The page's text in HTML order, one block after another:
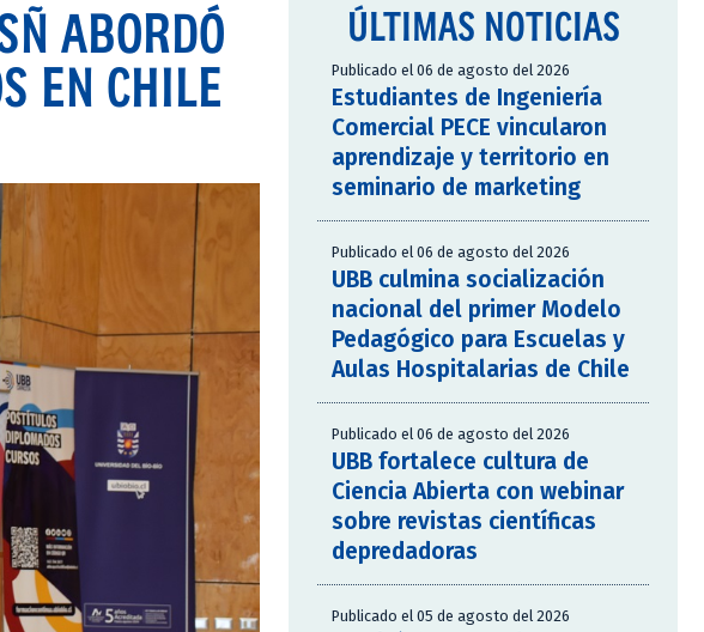
ABORDÓ
EN CHILE
ÚLTIMAS NOTICIAS
Publicado el 06 de agosto del 2026
Estudiantes de Ingeniería
Comercial PECE vincularon
aprendizaje y territorio en
seminario de marketing
Publicado el 06 de agosto del 2026
UBB culmina socialización
nacional del primer Modelo
Pedagógico para Escuelas y
Aulas Hospitalarias de Chile
Publicado el 06 de agosto del 2026
UBB fortalece cultura de
Ciencia Abierta con webinar
sobre revistas científicas
depredadoras
Publicado el 05 de agosto del 2026